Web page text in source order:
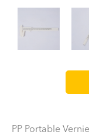
PP Portable